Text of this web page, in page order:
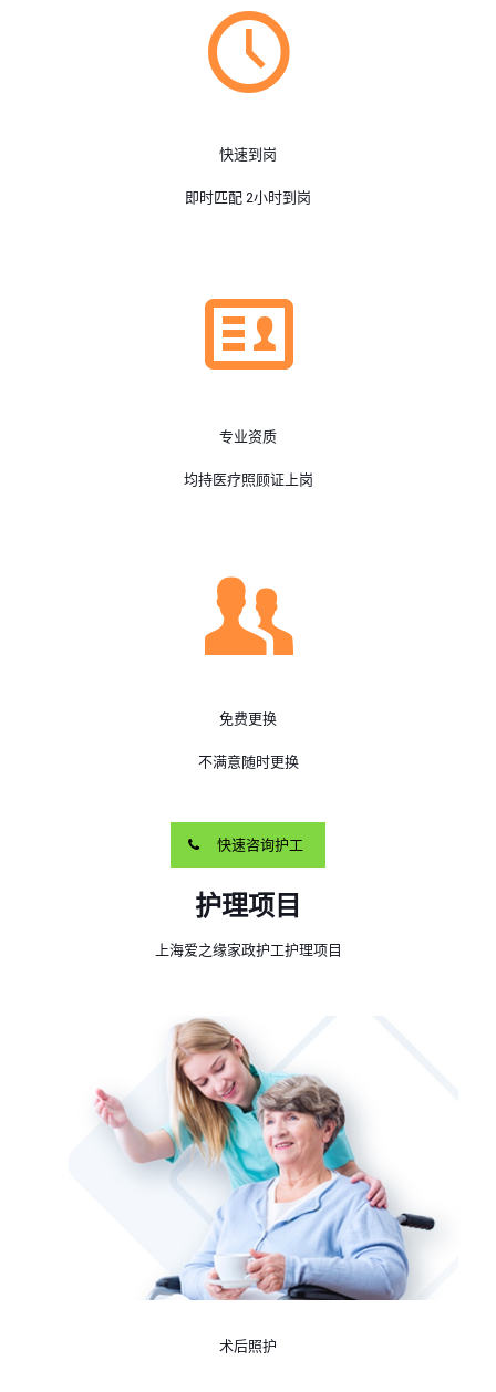
快速到岗
即时匹配 2小时到岗
专业资质
均持医疗照顾证上岗
免费更换
不满意随时更换
快速咨询护工
护理项目
上海爱之缘家政护工护理项目
术后照护